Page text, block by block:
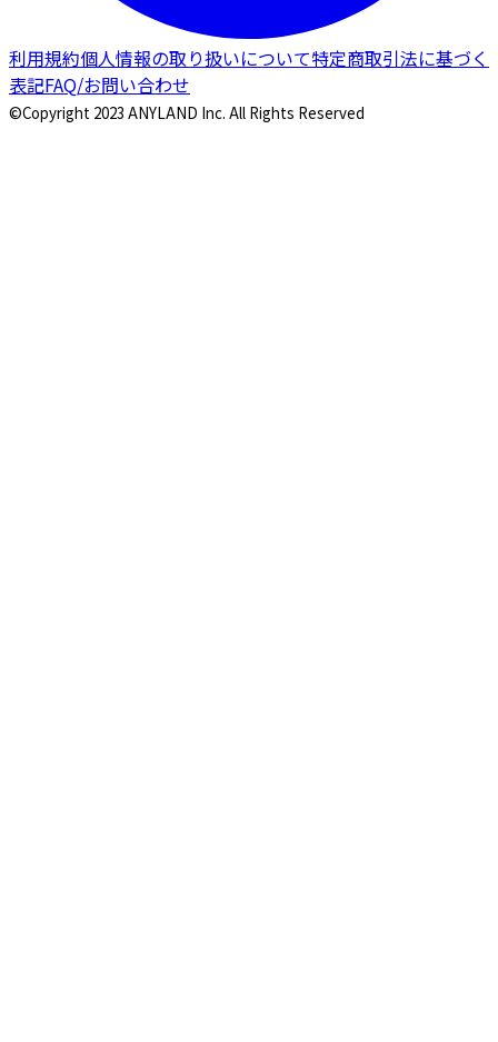
利用規約個人情報の取り扱いについて特定商取引法に基づく
表記FAQ/お問い合わせ
©Copyright 2023 ANYLAND Inc. All Rights Reserved